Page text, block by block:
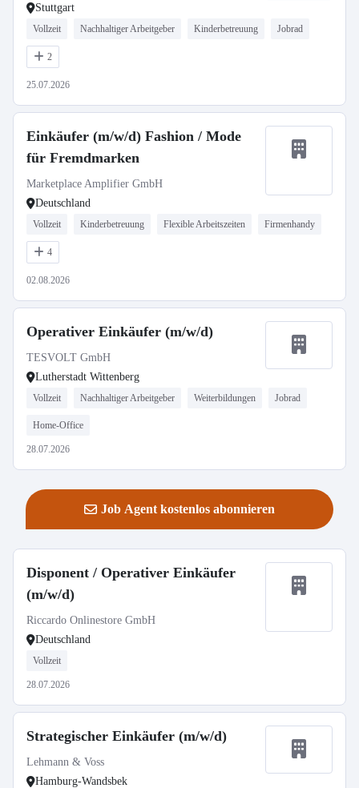
Stuttgart
Vollzeit Nachhaltiger Arbeitgeber Kinderbetreuung Jobrad
2
25.07.2026
Einkäufer (m/w/d) Fashion / Mode
für Fremdmarken
Marketplace Amplifier GmbH
Deutschland
Vollzeit Kinderbetreuung Flexible Arbeitszeiten Firmenhandy
4
02.08.2026
Operativer Einkäufer (m/w/d)
TESVOLT GmbH
Lutherstadt Wittenberg
Vollzeit Nachhaltiger Arbeitgeber Weiterbildungen Jobrad
Home-Office
28.07.2026
Job Agent kostenlos abonnieren
Disponent / Operativer Einkäufer
(m/w/d)
Riccardo Onlinestore GmbH
Deutschland
Vollzeit
28.07.2026
Strategischer Einkäufer (m/w/d)
Lehmann & Voss
Hamburg-Wandsbek